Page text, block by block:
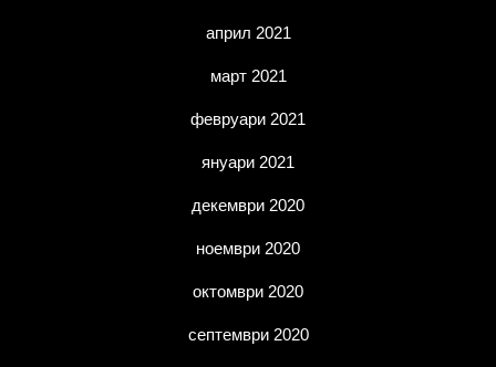
април 2021
март 2021
февруари 2021
януари 2021
декември 2020
ноември 2020
октомври 2020
септември 2020